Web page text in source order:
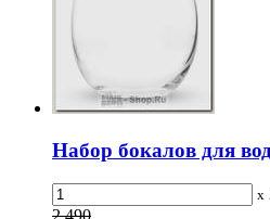
Набор бокалов для
x
2 490